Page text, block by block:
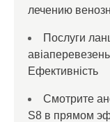
лечению
Послуги
Ефективність
Смотрите
S8 в прямом